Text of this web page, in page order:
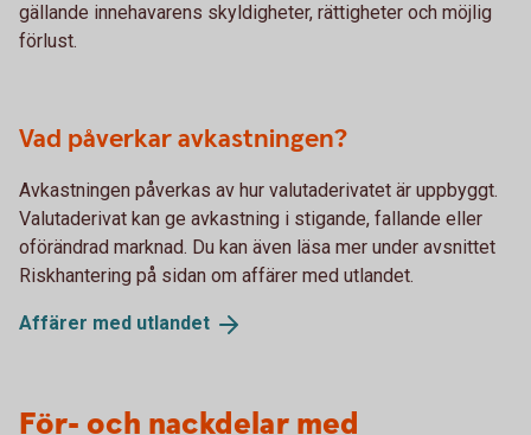
gällande innehavarens skyldigheter, rättigheter och möjlig
förlust.
Vad påverkar avkastningen?
Avkastningen påverkas av hur valutaderivatet är uppbyggt.
Valutaderivat kan ge avkastning i stigande, fallande eller
oförändrad marknad. Du kan även läsa mer under avsnittet
Riskhantering på sidan om affärer med utlandet.
Affärer med utlandet
För- och nackdelar med